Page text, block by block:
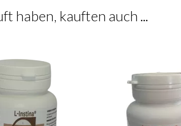
haben, kauften auch ...